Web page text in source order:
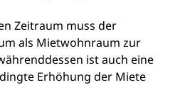
Zeitraum muss der
als Mietwohnraum zur
ist auch eine
Erhöhung der Miete